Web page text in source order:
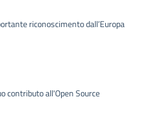
riconoscimento dall’Europa
contributo all'Open Source